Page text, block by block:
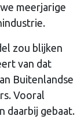
meerjarige
zou blijken
van dat
Buitenlandse
Vooral
daarbij gebaat.